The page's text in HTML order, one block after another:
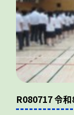
R080717 令和